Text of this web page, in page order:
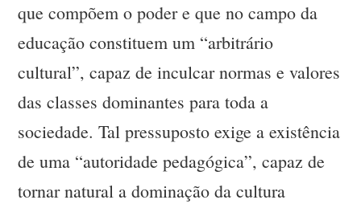
que compõem o poder e que no campo da
educação constituem um “arbitrário
cultural”, capaz de inculcar normas e valores
das classes dominantes para toda a
sociedade. Tal pressuposto exige a existência
de uma “autoridade pedagógica”, capaz de
tornar natural a dominação da cultura